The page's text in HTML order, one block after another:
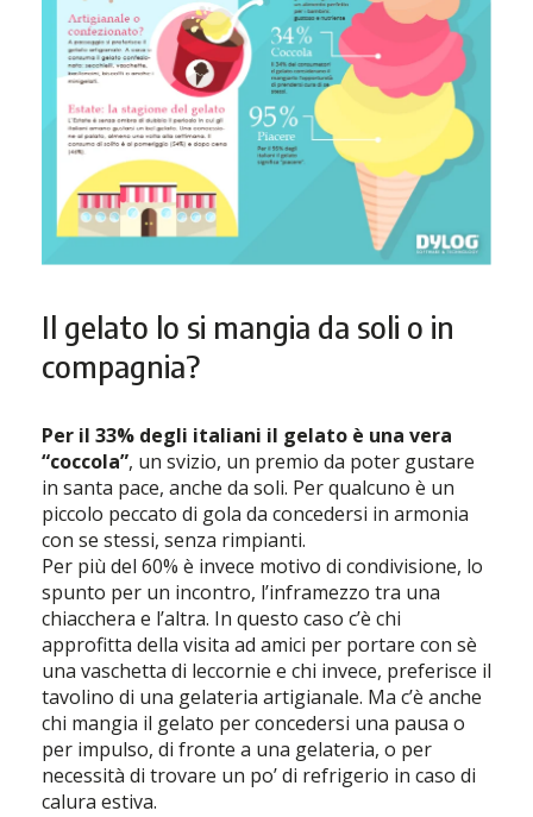
Il gelato lo si mangia da soli o in
compagnia?
Per il 33% degli italiani il gelato è una vera
“coccola”, un svizio, un premio da poter gustare
in santa pace, anche da soli. Per qualcuno è un
piccolo peccato di gola da concedersi in armonia
con se stessi, senza rimpianti.
Per più del 60% è invece motivo di condivisione, lo
spunto per un incontro, l’inframezzo tra una
chiacchera e l’altra. In questo caso c’è chi
approfitta della visita ad amici per portare con sè
una vaschetta di leccornie e chi invece, preferisce il
tavolino di una gelateria artigianale. Ma c’è anche
chi mangia il gelato per concedersi una pausa o
per impulso, di fronte a una gelateria, o per
necessità di trovare un po’ di refrigerio in caso di
calura estiva.